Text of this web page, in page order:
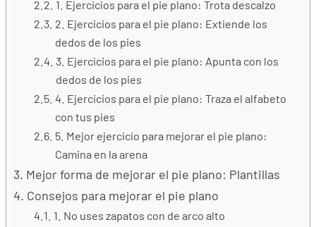
1. Ejercicios para el pie plano: Trota descalzo
2. Ejercicios para el pie plano: Extiende los
dedos de los pies
3. Ejercicios para el pie plano: Apunta con los
dedos de los pies
4. Ejercicios para el pie plano: Traza el alfabeto
con tus pies
5. Mejor ejercicio para mejorar el pie plano:
Camina en la arena
Mejor forma de mejorar el pie plano: Plantillas
Consejos para mejorar el pie plano
1. No uses zapatos con de arco alto